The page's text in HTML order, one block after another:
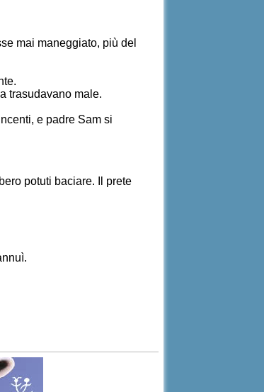
mai maneggiato, più del
trasudavano male.
e padre Sam si
potuti baciare. Il prete